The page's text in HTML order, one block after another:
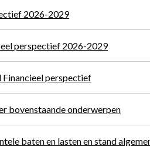
2026-2029
perspectief 2026-2029
perspectief
bovenstaande onderwerpen
baten en lasten en stand